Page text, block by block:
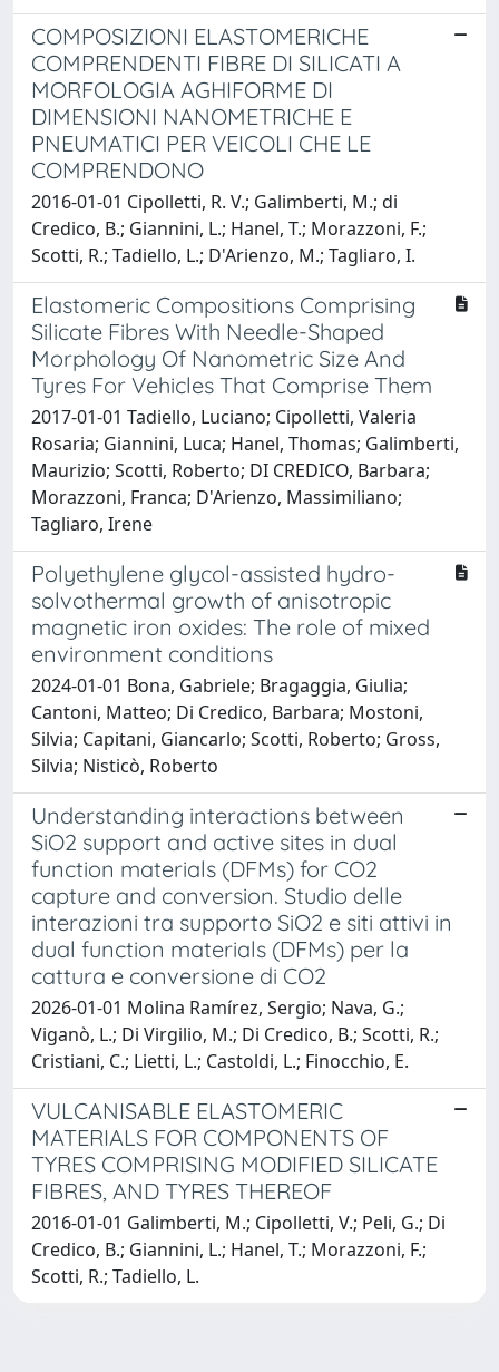
COMPOSIZIONI ELASTOMERICHE
COMPRENDENTI FIBRE DI SILICATI A
MORFOLOGIA AGHIFORME DI
DIMENSIONI NANOMETRICHE E
PNEUMATICI PER VEICOLI CHE LE
COMPRENDONO
2016-01-01 Cipolletti, R. V.; Galimberti, M.; di
Credico, B.; Giannini, L.; Hanel, T.; Morazzoni, F.;
Scotti, R.; Tadiello, L.; D'Arienzo, M.; Tagliaro, I.
Elastomeric Compositions Comprising
Silicate Fibres With Needle-Shaped
Morphology Of Nanometric Size And
Tyres For Vehicles That Comprise Them
2017-01-01 Tadiello, Luciano; Cipolletti, Valeria
Rosaria; Giannini, Luca; Hanel, Thomas; Galimberti,
Maurizio; Scotti, Roberto; DI CREDICO, Barbara;
Morazzoni, Franca; D'Arienzo, Massimiliano;
Tagliaro, Irene
Polyethylene glycol-assisted hydro-
solvothermal growth of anisotropic
magnetic iron oxides: The role of mixed
environment conditions
2024-01-01 Bona, Gabriele; Bragaggia, Giulia;
Cantoni, Matteo; Di Credico, Barbara; Mostoni,
Silvia; Capitani, Giancarlo; Scotti, Roberto; Gross,
Silvia; Nisticò, Roberto
Understanding interactions between
SiO2 support and active sites in dual
function materials (DFMs) for CO2
capture and conversion. Studio delle
interazioni tra supporto SiO2 e siti attivi in
dual function materials (DFMs) per la
cattura e conversione di CO2
2026-01-01 Molina Ramírez, Sergio; Nava, G.;
Viganò, L.; Di Virgilio, M.; Di Credico, B.; Scotti, R.;
Cristiani, C.; Lietti, L.; Castoldi, L.; Finocchio, E.
VULCANISABLE ELASTOMERIC
MATERIALS FOR COMPONENTS OF
TYRES COMPRISING MODIFIED SILICATE
FIBRES, AND TYRES THEREOF
2016-01-01 Galimberti, M.; Cipolletti, V.; Peli, G.; Di
Credico, B.; Giannini, L.; Hanel, T.; Morazzoni, F.;
Scotti, R.; Tadiello, L.